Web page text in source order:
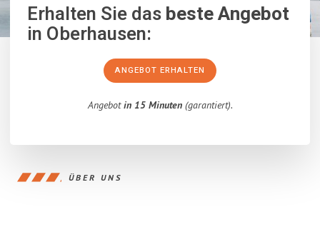
Erhalten Sie dasbeste Angebot
in Oberhausen:
ANGEBOT ERHALTEN
Angebotin 15 Minuten(garantiert).
ÜBER UNS